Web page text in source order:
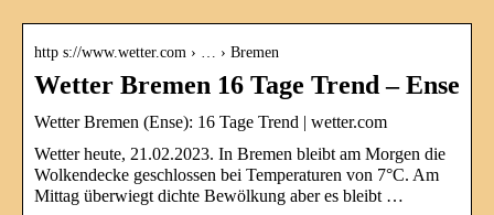
http s://www.wetter.com › … › Bremen
Wetter Bremen 16 Tage Trend – Ense
Wetter Bremen (Ense): 16 Tage Trend | wetter.com
Wetter heute, 21.02.2023. In Bremen bleibt am Morgen die
Wolkendecke geschlossen bei Temperaturen von 7°C. Am
Mittag überwiegt dichte Bewölkung aber es bleibt …